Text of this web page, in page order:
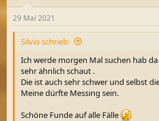
29 Mai 2021
Silvio schrieb:
Ich werde morgen Mal suchen hab
sehr ähnlich schaut .
Die ist auch sehr schwer und selbst
Meine dürfte Messing sein.
Schöne Funde auf alle Fälle